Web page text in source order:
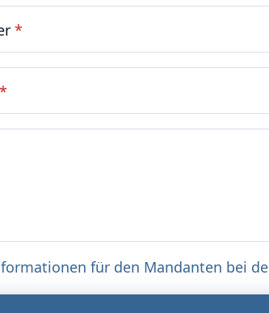
*
*
für den Mandanten bei